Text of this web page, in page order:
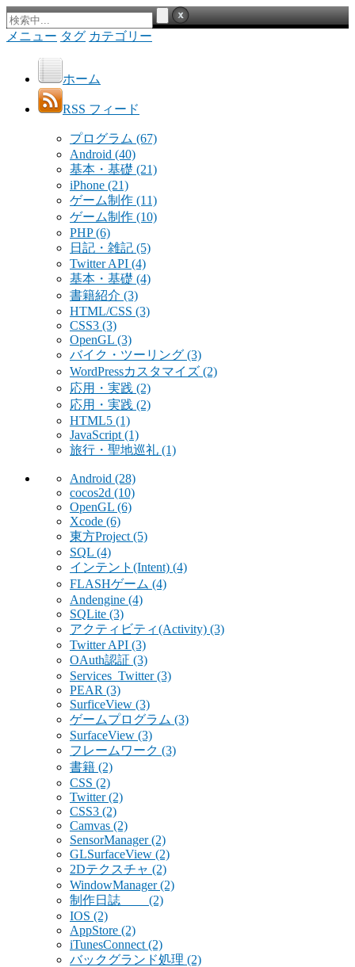
メニュー タグ カテゴリー
ホーム
RSS フィード
プログラム (67)
Android (40)
基本・基礎 (21)
iPhone (21)
ゲーム制作 (11)
ゲーム制作 (10)
PHP(6)
日記・雑記 (5)
Twitter API (4)
基本・基礎 (4)
書籍紹介 (3)
HTML/CSS (3)
CSS3 (3)
OpenGL (3)
バイク・ツーリング (3)
WordPressカスタマイズ (2)
応用・実践 (2)
応用・実践 (2)
HTML5 (1)
JavaScript (1)
旅行・聖地巡礼 (1)
Android (28)
cocos2d (10)
OpenGL (6)
Xcode (6)
東方Project (5)
SQL (4)
インテント(Intent) (4)
FLASHゲーム (4)
Andengine (4)
SQLite (3)
アクティビティ(Activity) (3)
Twitter API (3)
OAuth認証 (3)
Services_Twitter(3)
PEAR (3)
SurficeView (3)
ゲームプログラム (3)
SurfaceView (3)
フレームワーク (3)
書籍 (2)
CSS (2)
Twitter(2)
CSS3 (2)
Camvas (2)
SensorManager(2)
GLSurfaceView (2)
2Dテクスチャ (2)
WindowManager(2)
制作日誌 (2)
IOS (2)
AppStore (2)
iTunesConnect (2)
バックグランド処理 (2)